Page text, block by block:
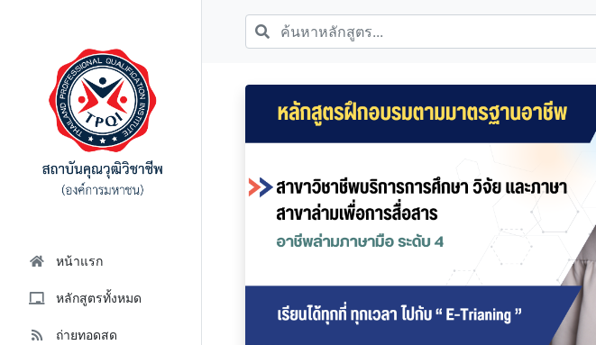
หน้าแรก
หลักสูตรทั้งหมด
ถ่ายทอดสด